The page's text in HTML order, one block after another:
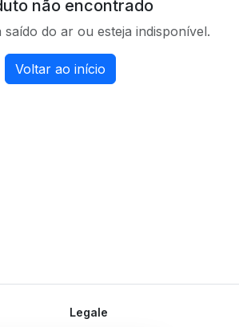
não encontrado
saído do ar ou esteja indisponível.
Voltar ao início
Legale